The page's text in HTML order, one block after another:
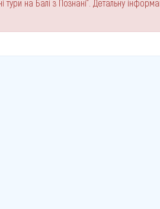
тури на Балі з Познані". Детальну